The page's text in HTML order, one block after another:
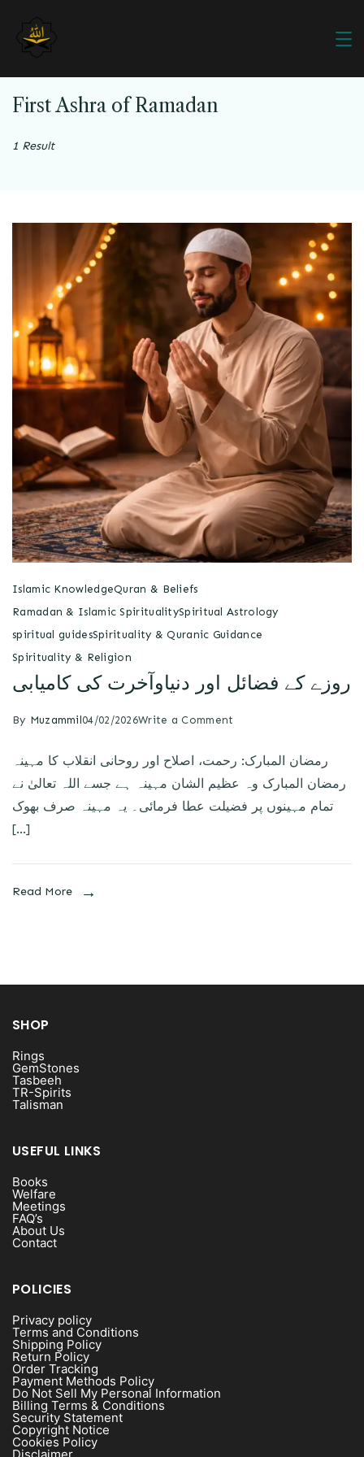
First Ashra of Ramadan
1 Result
Islamic KnowledgeQuran & Beliefs
Ramadan & Islamic SpiritualitySpiritual Astrology
spiritual guidesSpirituality & Quranic Guidance
Spirituality & Religion
روزے کے فضائل اور دنیاوآخرت کی کامیابی
By Muzammil04/02/2026Write a Comment
رمضان المبارک: رحمت، اصلاح اور روحانی انقلاب کا مہینہ
رمضان المبارک وہ عظیم الشان مہینہ ہے جسے اللہ تعالیٰ نے
تمام مہینوں پر فضیلت عطا فرمائی۔ یہ مہینہ صرف بھوک
[…]
Read More
SHOP
Rings
GemStones
Tasbeeh
TR-Spirits
Talisman
USEFUL LINKS
Books
Welfare
Meetings
FAQ’s
About Us
Contact
POLICIES
Privacy policy
Terms and Conditions
Shipping Policy
Return Policy
Order Tracking
Payment Methods Policy
Do Not Sell My Personal Information
Billing Terms & Conditions
Security Statement
Copyright Notice
Cookies Policy